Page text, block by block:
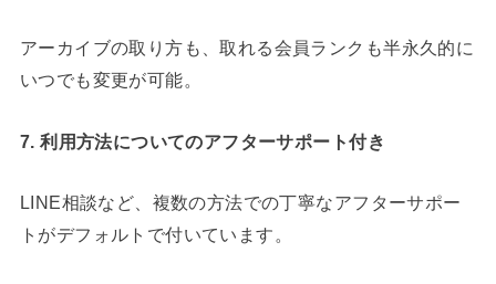
アーカイブの取り方も、取れる会員ランクも半永久的に
いつでも変更が可能。
7. 利用方法についてのアフターサポート付き
LINE相談など、複数の方法での丁寧なアフターサポー
トがデフォルトで付いています。